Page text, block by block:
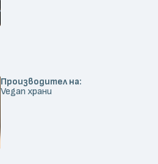
Производител на:
Vegan храни